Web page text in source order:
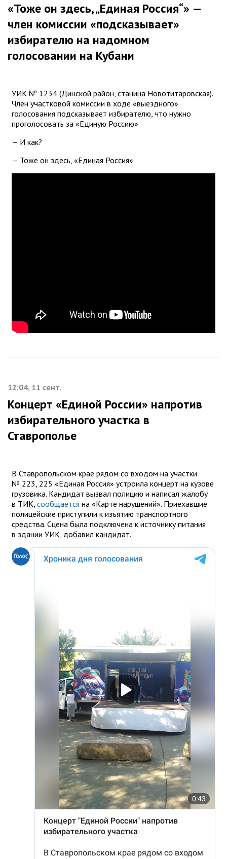
«Тоже он здесь, „Единая Россия“» —
член комиссии «подсказывает»
избирателю на надомном
голосовании на Кубани
УИК № 1234 (Динской район, станица Новотитаровская).
Член участковой комиссии в ходе «выездного»
голосования подсказывает избирателю, что нужно
проголосовать за «Единую Россию»
— И как?
— Тоже он здесь, «Единая Россия»
12:04, 11 сент.
Концерт «Единой России» напротив
избирательного участка в
Ставрополье
В Ставропольском крае рядом со входом на участки
№ 223, 225 «Единая Россия» устроила концерт на кузове
грузовика. Кандидат вызвал полицию и написал жалобу
в ТИК, сообщается на «Карте нарушений». Приехавшие
полицейские приступили к изъятию транспортного
средства. Сцена была подключена к источнику питания
в здании УИК, добавил кандидат.